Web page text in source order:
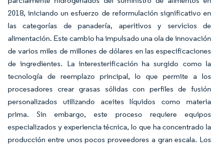
2018, iniciando un esfuerzo de reformulación significativo en
las categorías de panadería, aperitivos y servicios de
alimentación. Este cambio ha impulsado una ola de innovación
de varios miles de millones de dólares en las especificaciones
de ingredientes. La interesterificación ha surgido como la
tecnología de reemplazo principal, lo que permite a los
procesadores crear grasas sólidas con perfiles de fusión
personalizados utilizando aceites líquidos como materia
prima. Sin embargo, este proceso requiere equipos
especializados y experiencia técnica, lo que ha concentrado la
producción entre unos pocos proveedores a gran escala. Los